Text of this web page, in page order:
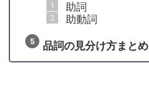
助詞
助動詞
品詞の見分け方まとめ